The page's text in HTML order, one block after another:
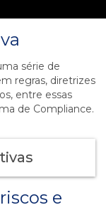
série de
regras, diretrizes
entre essas
de Compliance.
e